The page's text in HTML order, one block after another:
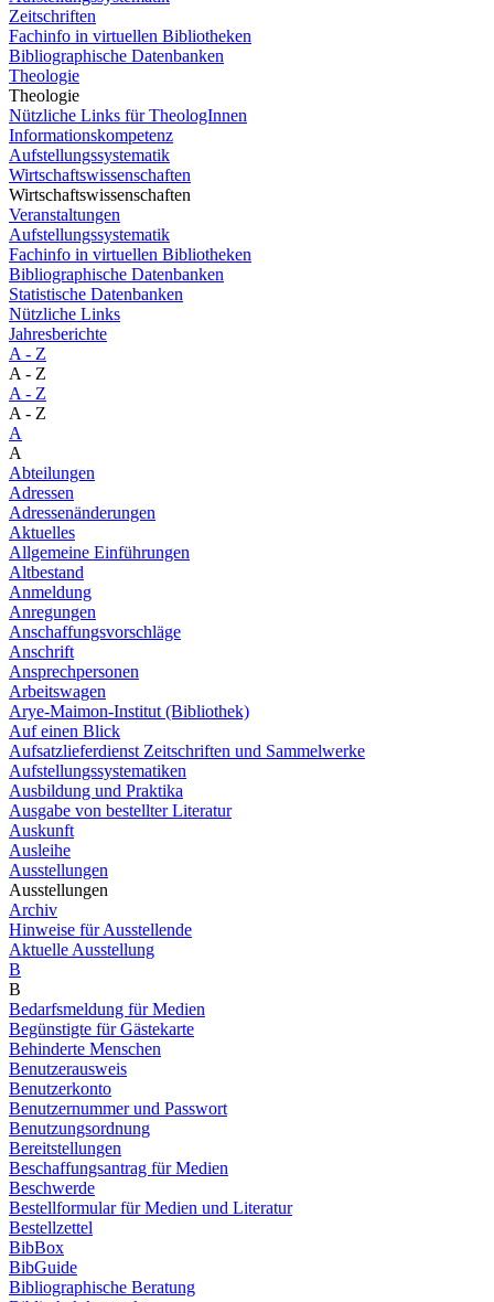
Zeitschriften
Fachinfo in virtuellen Bibliotheken
Bibliographische Datenbanken
Theologie
Theologie
Nützliche Links für TheologInnen
Informationskompetenz
Aufstellungssystematik
Wirtschaftswissenschaften
Wirtschaftswissenschaften
Veranstaltungen
Aufstellungssystematik
Fachinfo in virtuellen Bibliotheken
Bibliographische Datenbanken
Statistische Datenbanken
Nützliche Links
Jahresberichte
A - Z
A - Z
A - Z
A - Z
A
A
Abteilungen
Adressen
Adressenänderungen
Aktuelles
Allgemeine Einführungen
Altbestand
Anmeldung
Anregungen
Anschaffungsvorschläge
Anschrift
Ansprechpersonen
Arbeitswagen
Arye-Maimon-Institut (Bibliothek)
Auf einen Blick
Aufsatzlieferdienst Zeitschriften und Sammelwerke
Aufstellungssystematiken
Ausbildung und Praktika
Ausgabe von bestellter Literatur
Auskunft
Ausleihe
Ausstellungen
Ausstellungen
Archiv
Hinweise für Ausstellende
Aktuelle Ausstellung
B
B
Bedarfsmeldung für Medien
Begünstigte für Gästekarte
Behinderte Menschen
Benutzerausweis
Benutzerkonto
Benutzernummer und Passwort
Benutzungsordnung
Bereitstellungen
Beschaffungsantrag für Medien
Beschwerde
Bestellformular für Medien und Literatur
Bestellzettel
BibBox
BibGuide
Bibliographische Beratung